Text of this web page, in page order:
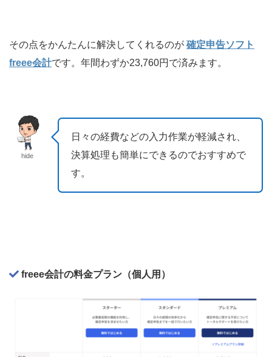
その点をかんたんに解決してくれるのが 確定申告ソフト
freee会計です。年間わずか23,760円で済みます。
hide
日々の経費などの入力作業が軽減され、
決算処理も簡単にできるのでおすすめで
す。
freee会計の料金プラン（個人用）